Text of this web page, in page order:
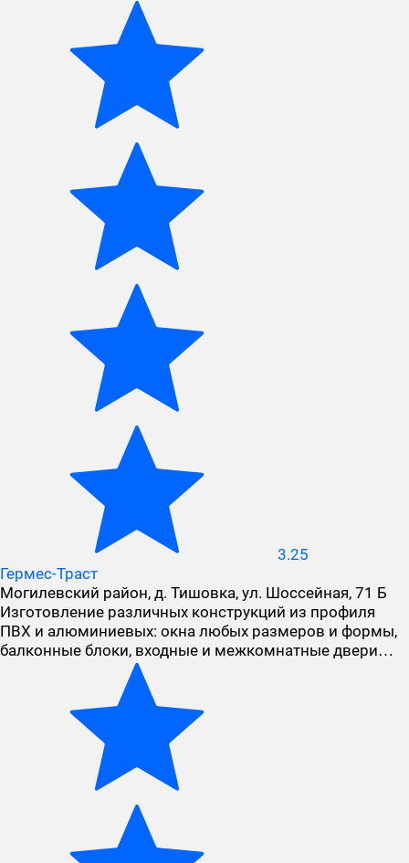
3.25
Гермес-Траст
Могилевский район, д. Тишовка, ул. Шоссейная, 71 Б
Изготовление различных конструкций из профиля
ПВХ и алюминиевых: окна любых размеров и формы,
балконные блоки, входные и межкомнатные двери…